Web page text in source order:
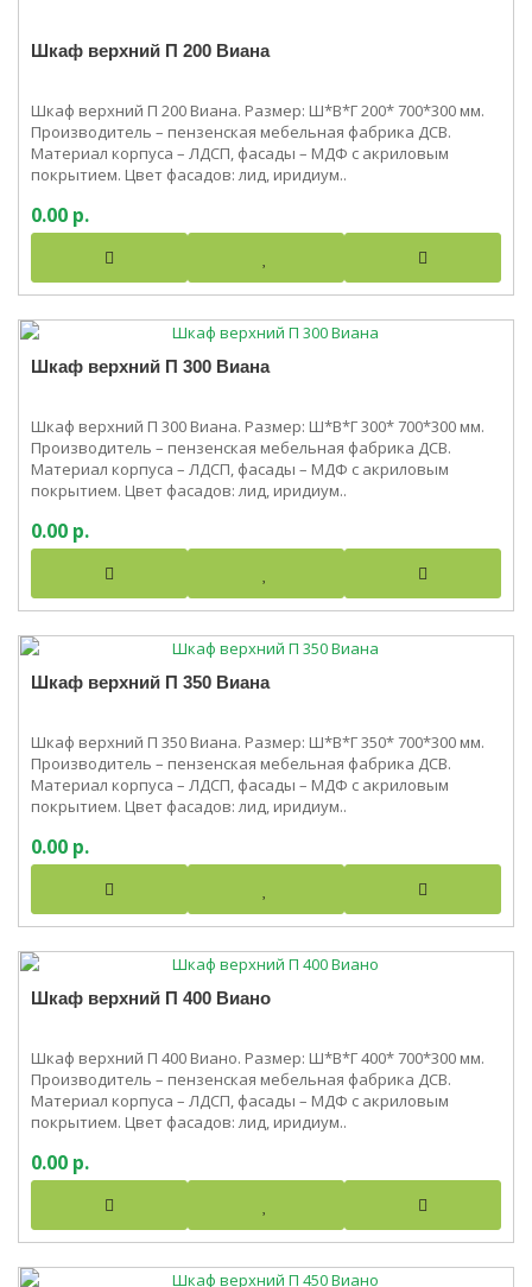
Шкаф верхний П 200 Виана
Шкаф верхний П 200 Виана. Размер: Ш*В*Г 200* 700*300 мм.
Производитель – пензенская мебельная фабрика ДСВ.
Материал корпуса – ЛДСП, фасады – МДФ с акриловым
покрытием. Цвет фасадов: лид, иридиум..
0.00 р.
Шкаф верхний П 300 Виана
Шкаф верхний П 300 Виана. Размер: Ш*В*Г 300* 700*300 мм.
Производитель – пензенская мебельная фабрика ДСВ.
Материал корпуса – ЛДСП, фасады – МДФ с акриловым
покрытием. Цвет фасадов: лид, иридиум..
0.00 р.
Шкаф верхний П 350 Виана
Шкаф верхний П 350 Виана. Размер: Ш*В*Г 350* 700*300 мм.
Производитель – пензенская мебельная фабрика ДСВ.
Материал корпуса – ЛДСП, фасады – МДФ с акриловым
покрытием. Цвет фасадов: лид, иридиум..
0.00 р.
Шкаф верхний П 400 Виано
Шкаф верхний П 400 Виано. Размер: Ш*В*Г 400* 700*300 мм.
Производитель – пензенская мебельная фабрика ДСВ.
Материал корпуса – ЛДСП, фасады – МДФ с акриловым
покрытием. Цвет фасадов: лид, иридиум..
0.00 р.